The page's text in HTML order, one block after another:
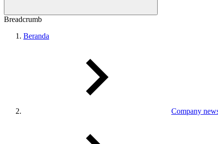
Breadcrumb
Beranda
Company